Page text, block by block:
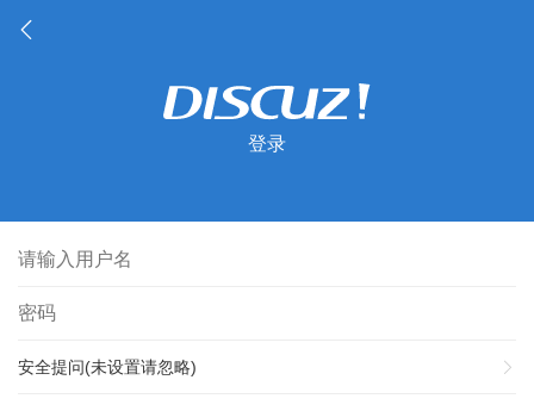
登录
安全提问(未设置请忽略)